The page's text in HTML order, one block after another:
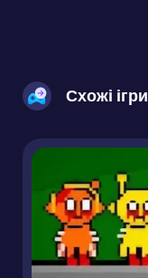
Схожі ігри